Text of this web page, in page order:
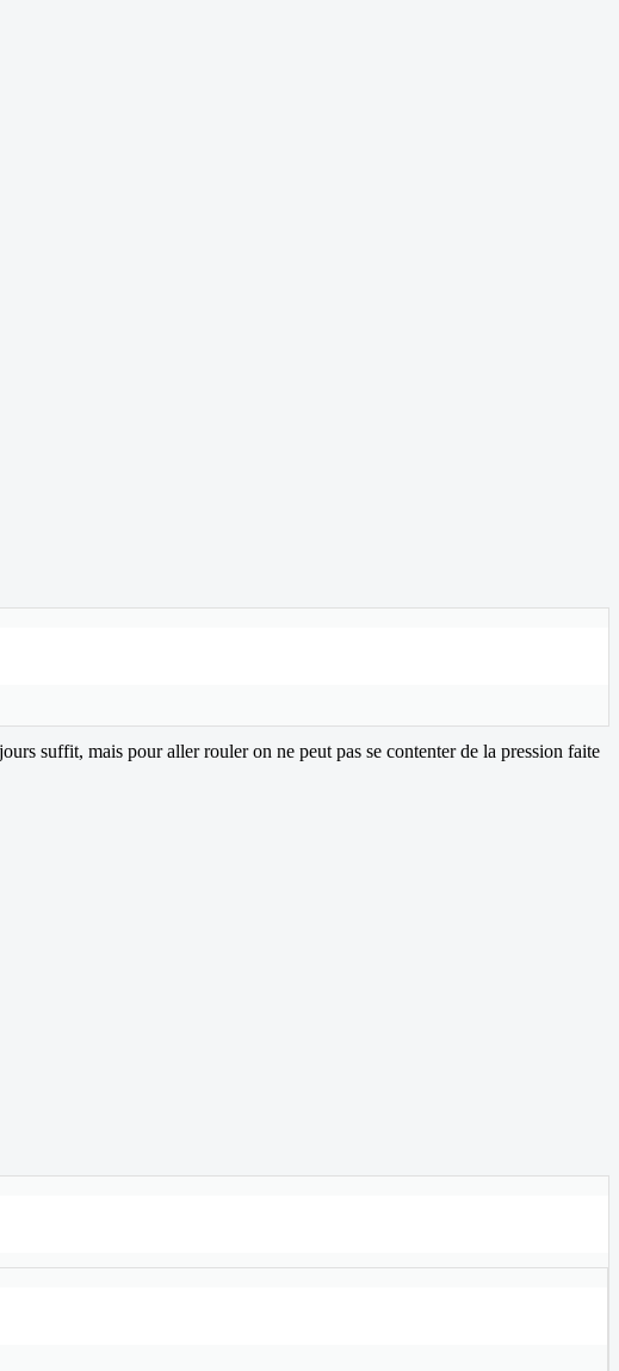
suffit, mais pour aller rouler on ne peut pas se contenter de la pression faite